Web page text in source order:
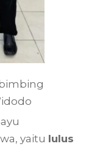
yaitu lulus